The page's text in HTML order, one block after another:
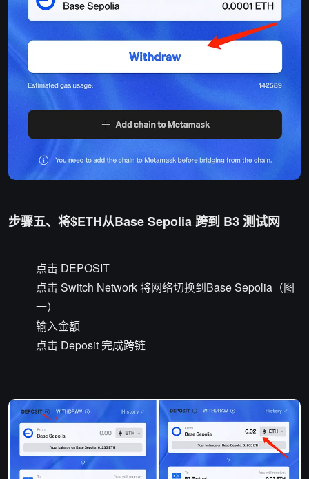
步骤五、将$ETH从Base Sepolia 跨到 B3 测试网
点击 DEPOSIT
点击 Switch Network 将网络切换到Base Sepolia（图
一）
输入金额
点击 Deposit 完成跨链